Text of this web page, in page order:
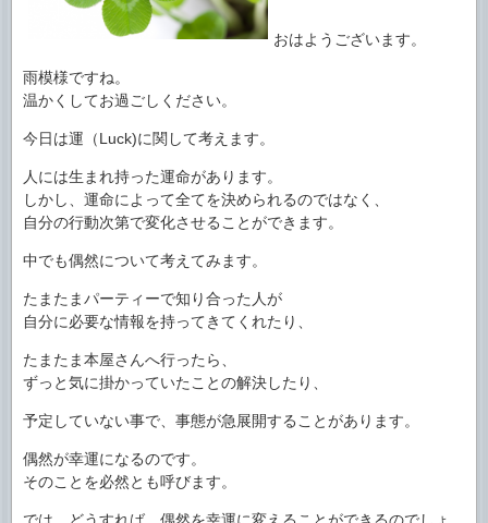
おはようございます。
雨模様ですね。
温かくしてお過ごしください。
今日は運（Luck)に関して考えます。
人には生まれ持った運命があります。
しかし、運命によって全てを決められるのではなく、
自分の行動次第で変化させることができます。
中でも偶然について考えてみます。
たまたまパーティーで知り合った人が
自分に必要な情報を持ってきてくれたり、
たまたま本屋さんへ行ったら、
ずっと気に掛かっていたことの解決したり、
予定していない事で、事態が急展開することがあります。
偶然が幸運になるのです。
そのことを必然とも呼びます。
では、どうすれば、偶然を幸運に変えることができるのでしょ